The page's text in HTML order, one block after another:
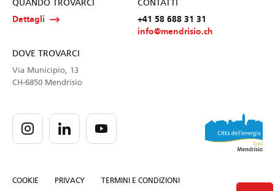
QUANDO TROVARCI
Dettagli
CONTATTI
+41 58 688 31 31
info@mendrisio.ch
DOVE TROVARCI
Via Municipio, 13
CH-6850 Mendrisio
COOKIE PRIVACY TERMINI E CONDIZIONI